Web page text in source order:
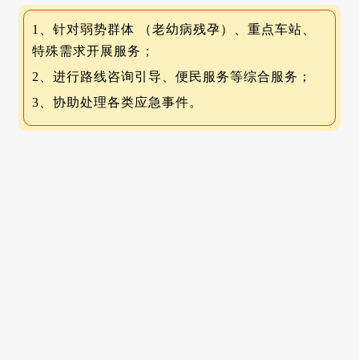
1、针对弱势群体 （老幼病残孕）、重点车站、
特殊需求开展服务；
2、进行路线咨询引导、便民服务等综合服务；
3、 协助处理各类应急事件。